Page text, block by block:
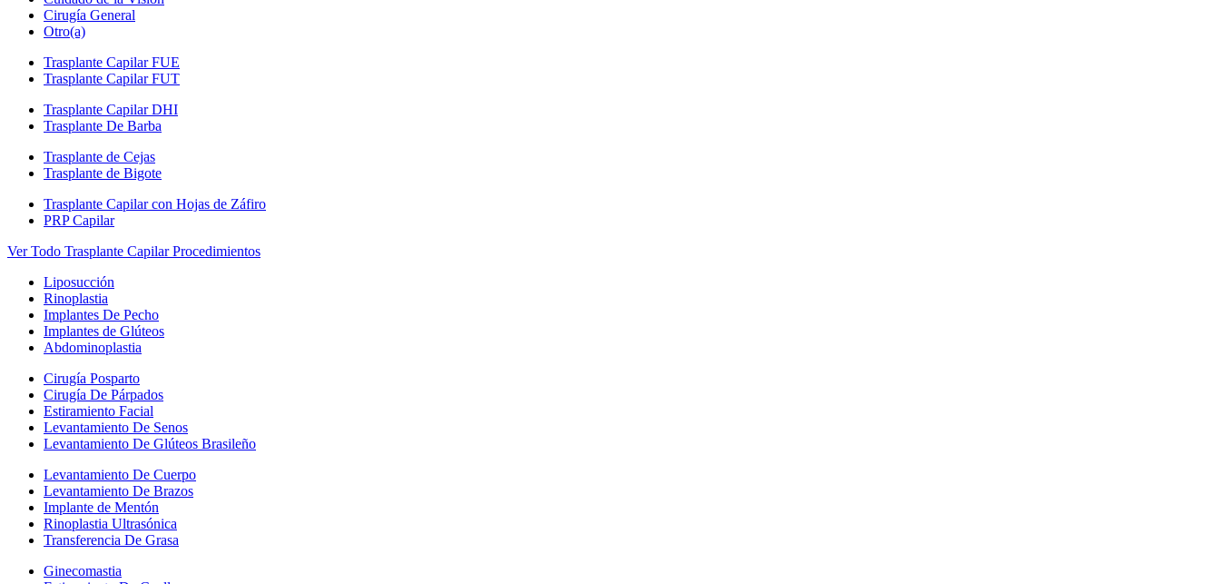
Cirugía General
Otro(a)
Trasplante Capilar FUE
Trasplante Capilar FUT
Trasplante Capilar DHI
Trasplante De Barba
Trasplante de Cejas
Trasplante de Bigote
Trasplante Capilar con Hojas de Záfiro
PRP Capilar
Ver Todo Trasplante Capilar Procedimientos
Liposucción
Rinoplastia
Implantes De Pecho
Implantes de Glúteos
Abdominoplastia
Cirugía Posparto
Cirugía De Párpados
Estiramiento Facial
Levantamiento De Senos
Levantamiento De Glúteos Brasileño
Levantamiento De Cuerpo
Levantamiento De Brazos
Implante de Mentón
Rinoplastia Ultrasónica
Transferencia De Grasa
Ginecomastia